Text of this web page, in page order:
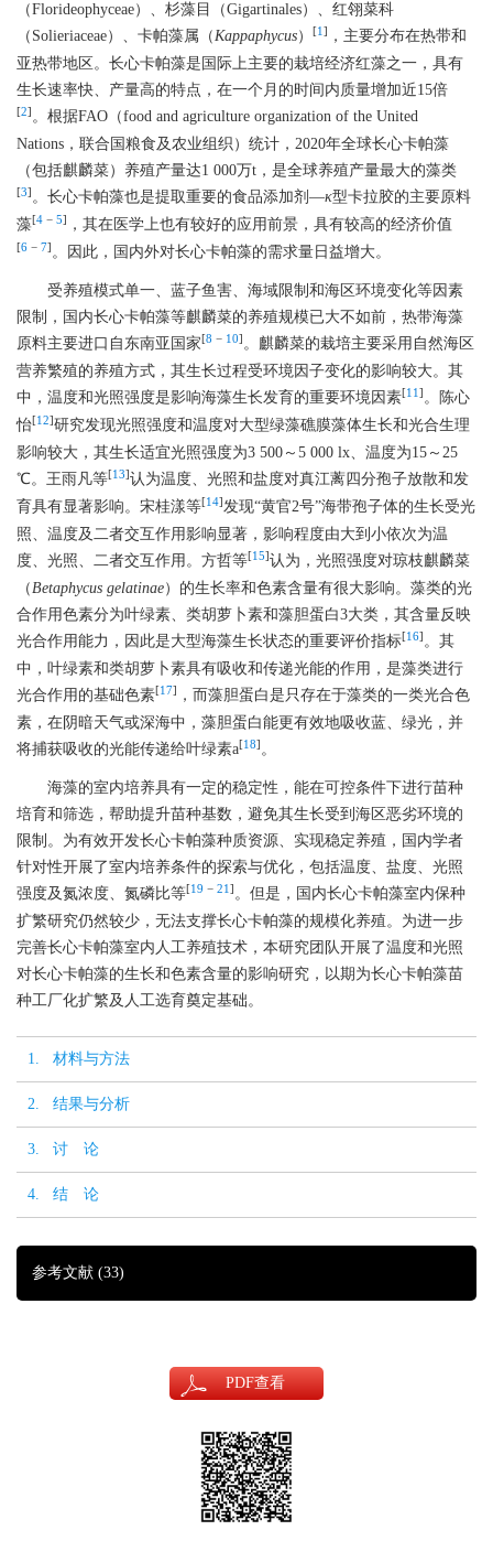
（Florideophyceae）、杉藻目（Gigartinales）、红翎菜科
（Solieriaceae）、卡帕藻属（Kappaphycus） [1 ]
，主要分布在热带和
亚热带地区。长心卡帕藻是国际上主要的栽培经济红藻之一，具有
生长速率快、产量高的特点，在一个月的时间内质量增加近15倍
[2] 。根据FAO（food and agriculture organization of the United
Nations，联合国粮食及农业组织）统计，2020年全球长心卡帕藻
（包括麒麟菜）养殖产量达1 000万t，是全球养殖产量最大的藻类
[3] 。长心卡帕藻也是提取重要的食品添加剂—κ型卡拉胶的主要原料
藻[4 − 5] ，其在医学上也有较好的应用前景，具有较高的经济价值
[6 − 7] 。因此，国内外对长心卡帕藻的需求量日益增大。
受养殖模式单一、蓝子鱼害、海域限制和海区环境变化等因素
限制，国内长心卡帕藻等麒麟菜的养殖规模已大不如前，热带海藻
原料主要进口自东南亚国家[8 − 10] 。麒麟菜的栽培主要采用自然海区
营养繁殖的养殖方式，其生长过程受环境因子变化的影响较大。其
中，温度和光照强度是影响海藻生长发育的重要环境因素[11 ] 。陈心
怡[12]研究发现光照强度和温度对大型绿藻礁膜藻体生长和光合生理
影响较大，其生长适宜光照强度为3 500～5 000 lx、温度为15～25
℃。王雨凡等[13]认为温度、光照和盐度对真江蓠四分孢子放散和发
育具有显著影响。宋桂漾等[14]发现“黄官2号”海带孢子体的生长受光
照、温度及二者交互作用影响显著，影响程度由大到小依次为温
度、光照、二者交互作用。方哲等[15]认为，光照强度对琼枝麒麟菜
（Betaphycus gelatinae）的生长率和色素含量有很大影响。藻类的光
合作用色素分为叶绿素、类胡萝卜素和藻胆蛋白3大类，其含量反映
光合作用能力，因此是大型海藻生长状态的重要评价指标[16] 。其
中，叶绿素和类胡萝卜素具有吸收和传递光能的作用，是藻类进行
光合作用的基础色素[17]
，而藻胆蛋白是只存在于藻类的一类光合色
素，在阴暗天气或深海中，藻胆蛋白能更有效地吸收蓝、绿光，并
将捕获吸收的光能传递给叶绿素a[18] 。
海藻的室内培养具有一定的稳定性，能在可控条件下进行苗种
培育和筛选，帮助提升苗种基数，避免其生长受到海区恶劣环境的
限制。为有效开发长心卡帕藻种质资源、实现稳定养殖，国内学者
针对性开展了室内培养条件的探索与优化，包括温度、盐度、光照
强度及氮浓度、氮磷比等[19 − 21 ] 。但是，国内长心卡帕藻室内保种
扩繁研究仍然较少，无法支撑长心卡帕藻的规模化养殖。为进一步
完善长心卡帕藻室内人工养殖技术，本研究团队开展了温度和光照
对长心卡帕藻的生长和色素含量的影响研究，以期为长心卡帕藻苗
种工厂化扩繁及人工选育奠定基础。
1. 材料与方法
2. 结果与分析
3. 讨 论
4. 结 论
参考文献 (33)
PDF查看